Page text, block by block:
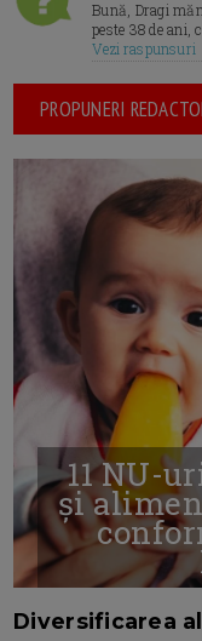
Bună, Dragi
peste 38 de ani,
Vezi raspunsuri
PROPUNERI
11 NU-
și
Diversificarea